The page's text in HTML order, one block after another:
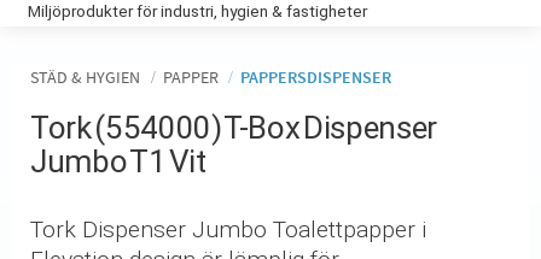
Miljöprodukter för industri, hygien & fastigheter
STÄD & HYGIEN PAPPER PAPPERSDISPENSER
Tork (554000) T-Box Dispenser
Jumbo T1 Vit
​Tork Dispenser Jumbo Toalettpapper i